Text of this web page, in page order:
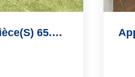
Appartement Ollioules 3 Pièce(s) 65.51 M2